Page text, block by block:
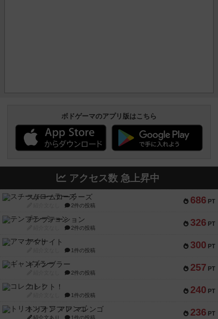
ボドゲーマのアプリ版はこちら
アクセス数 急上昇中
686 PT
スチームローラーズ
2件の投稿
326 PT
テンプテーション
2件の投稿
300 PT
アマナイト
1件の投稿
257 PT
ギャンブラー
2件の投稿
240 PT
コレクト！
1件の投稿
236 PT
トリオンフ ア マレンゴ
紹介文あり 1件の投稿